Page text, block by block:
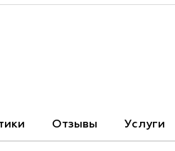
Отзывы Услуги